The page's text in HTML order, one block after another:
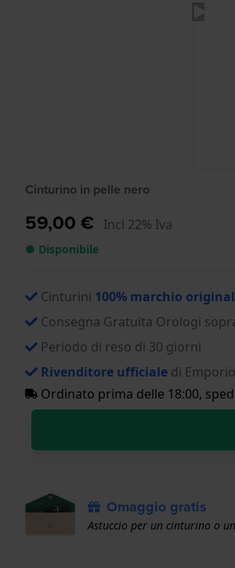
Cinturino in pelle nero
59,00 € Incl 22% Iva
● Disponibile
Cinturini 100% marchio
Consegna Gratuita Orologi
Periodo di reso di 30 giorni
Rivenditore ufficiale di
Ordinato prima delle 18:00,
Omaggio gratis
Astuccio per un cinturino o